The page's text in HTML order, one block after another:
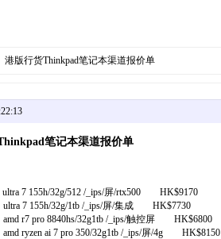
港版行货Thinkpad笔记本渠道报价单
笔记本渠道报价单
7 155h/32g/512 /_ips/屏/rtx500 HK$9170
7 155h/32g/1tb /_ips/屏/集成 HK$7730
r7 pro 8840hs/32g1tb /_ips/触控屏 HK$6800
ryzen ai 7 pro 350/32g1tb /_ips/屏/4g HK$8150